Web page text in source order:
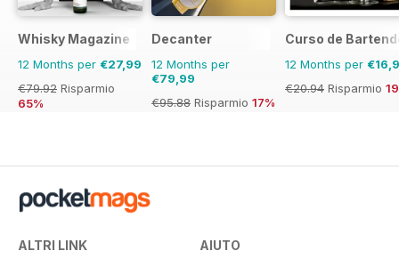
Whisky Magazine
12 Months per €27,99
€79.92 Risparmio
65%
Decanter
12 Months per
€79,99
€95.88 Risparmio 17%
Curso de
12 Months per
€20.94 Risparmio
ALTRI LINK AIUTO